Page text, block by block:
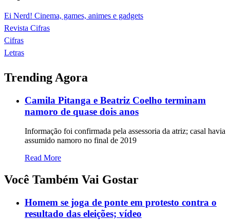
Ei Nerd! Cinema, games, animes e gadgets
Revista Cifras
Cifras
Letras
Trending Agora
Camila Pitanga e Beatriz Coelho terminam
namoro de quase dois anos
Informação foi confirmada pela assessoria da atriz; casal havia
assumido namoro no final de 2019
Read More
Você Também Vai Gostar
Homem se joga de ponte em protesto contra o
resultado das eleições; vídeo